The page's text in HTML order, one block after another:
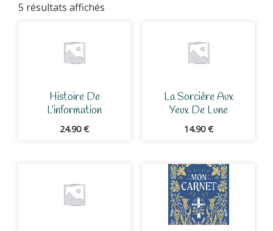
5 résultats affichés
Histoire De
L’information
24.90€
La Sorcière Aux
Yeux De Lune
14.90€